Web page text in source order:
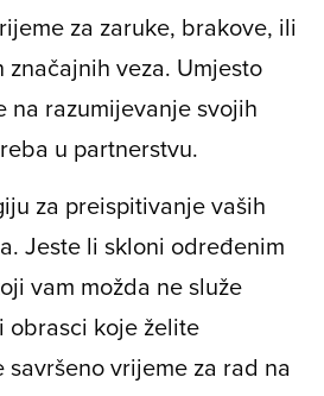
za zaruke, brakove, ili
veza. Umjesto
na razumijevanje svojih
u partnerstvu.
za preispitivanje vaših
Jeste li skloni određenim
vam možda ne služe
obrasci koje želite
vrijeme za rad na